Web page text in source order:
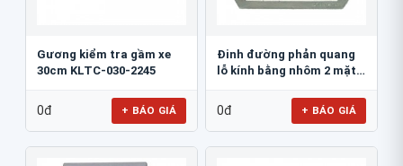
Gương kiểm tra gầm xe
30cm KLTC-030-2245
0đ + BÁO GIÁ
Đinh đường phản quang
lỗ kính bằng nhôm 2 mặt
0đ + BÁO GIÁ